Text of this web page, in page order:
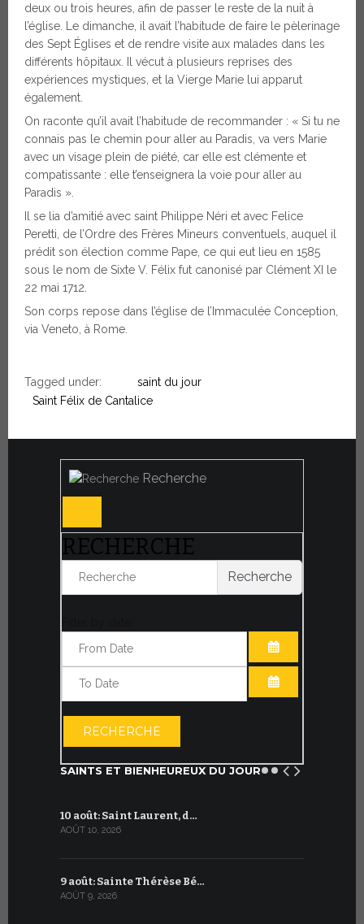
deux ou trois heures, afin de passer le reste de la nuit à
l’église. Le dimanche, il avait l’habitude de faire le pèlerinage
des Sept Églises et de rendre visite aux malades dans les
différents hôpitaux. Il vécut à plusieurs reprises des
expériences mystiques, et la Vierge Marie lui apparut
également.
On raconte qu’il avait l’habitude de recommander : « Si tu ne
connais pas le chemin pour aller au Paradis, va vers Marie
avec un visage plein de piété, car elle est clémente et
compatissante : elle t’enseignera la voie pour aller au
Paradis ».
Il se lia d’amitié avec saint Philippe Néri et avec Felice
Peretti, de l’Ordre des Frères Mineurs conventuels, auquel il
prédit son élection comme Pape, ce qui eut lieu en 1585
sous le nom de Sixte V. Félix fut canonisé par Clément XI le
22 mai 1712.
Son corps repose dans l’église de l’Immaculée Conception,
via Veneto, à Rome.
Tagged under:
saint du jour
Saint Félix de Cantalice
Recherche
RECHERCHE
Recherche
OUVRIR LE
RECHERCHE
SAINTS ET BIENHEUREUX DU JOUR
10 août: Saint Laurent, d…
AOÛT 10, 2026
9 août: Sainte Thérèse Bé…
AOÛT 9, 2026